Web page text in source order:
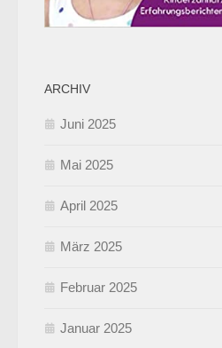
ARCHIV
Juni 2025
Mai 2025
April 2025
März 2025
Februar 2025
Januar 2025